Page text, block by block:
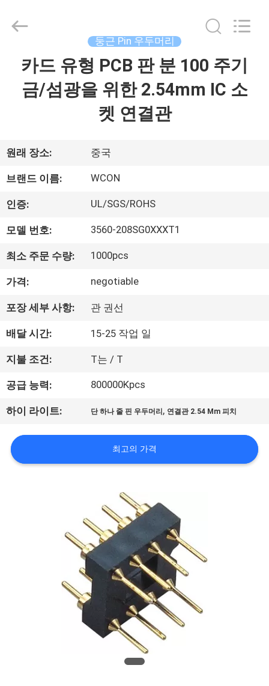
회
사
소
공
장
여
행
품
관
ELECTRONICS
둥근 Pin 우두머리
카드 유형 PCB 판 분 100 주기
금/섬광을 위한 2.54mm IC 소
켓 연결관
원래 장소: 중국
브랜드 이름: WCON
인증: UL/SGS/ROHS
모델 번호: 3560-208SG0XXXT1
최소 주문 수량: 1000pcs
가격: negotiable
포장 세부 사항: 관 권선
배달 시간: 15-25 작업 일
지불 조건: T는 / T
공급 능력: 800000Kpcs
하이 라이트: 단 하나 줄 핀 우두머리 , 연결관 2.54 Mm 피치
최고의 가격